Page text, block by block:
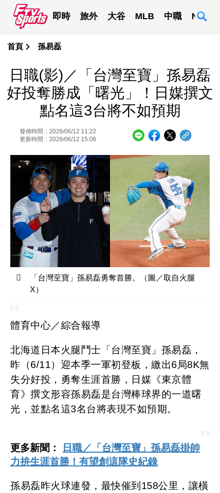
即時 旅外 大谷 MLB 中職 NBA
首頁 孫易磊
日職(影)／「台灣至寶」孫易磊
好投奪勝成「曙光」！日媒撰文
點名這3台將不如預期
發佈時間：2026/06/12 11:22
更新時間：2026/06/12 15:06
「台灣至寶」孫易磊勇奪首勝。（圖／取自火腿
X）
體育中心／綜合報導
北海道日本火腿鬥士「台灣至寶」孫易磊，
昨（6/11）迎本季一軍初登板，繳出6局8K無
失分好投，勇奪生涯首勝，日媒《東京體
育》撰文形容孫易磊是台灣棒球界的一道曙
光，並點名這3名台將表現不如預期。
更多新聞：
日職／「台灣至寶」孫易磊掛帥
力拚生涯首勝！有望創這隊史紀錄
孫易磊昨火球連發，最快催到158公里，讓橫